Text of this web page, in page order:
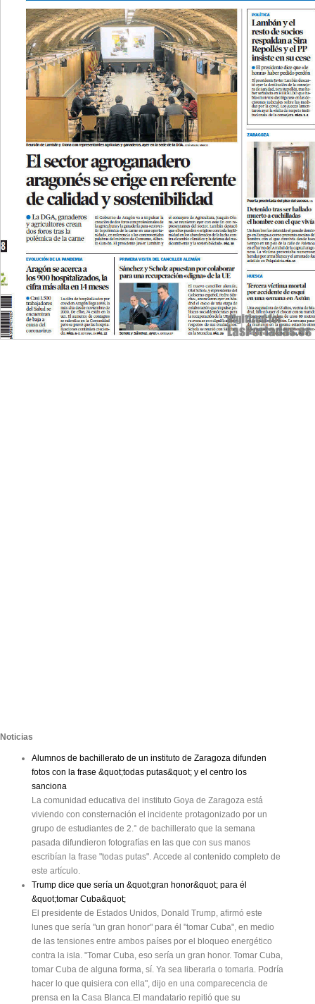
Noticias
Alumnos de bachillerato de un instituto de Zaragoza difunden
fotos con la frase &quot;todas putas&quot; y el centro los
sanciona
La comunidad educativa del instituto Goya de Zaragoza está
viviendo con consternación el incidente protagonizado por un
grupo de estudiantes de 2.° de bachillerato que la semana
pasada difundieron fotografías en las que con sus manos
escribían la frase "todas putas". Accede al contenido completo de
este artículo.
Trump dice que sería un &quot;gran honor&quot; para él
&quot;tomar Cuba&quot;
El presidente de Estados Unidos, Donald Trump, afirmó este
lunes que sería "un gran honor" para él "tomar Cuba", en medio
de las tensiones entre ambos países por el bloqueo energético
contra la isla. "Tomar Cuba, eso sería un gran honor. Tomar Cuba,
tomar Cuba de alguna forma, sí. Ya sea liberarla o tomarla. Podría
hacer lo que quisiera con ella", dijo en una comparecencia de
prensa en la Casa Blanca.El mandatario repitió que su